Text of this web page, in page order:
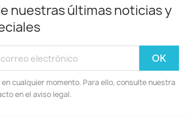
nuestras últimas noticias y
cualquier momento. Para ello, consulte nuestra
en el aviso legal.